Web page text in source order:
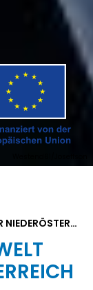
BAU.ENERGIE.UMWELT CLUSTER NIEDERÖSTERREICH